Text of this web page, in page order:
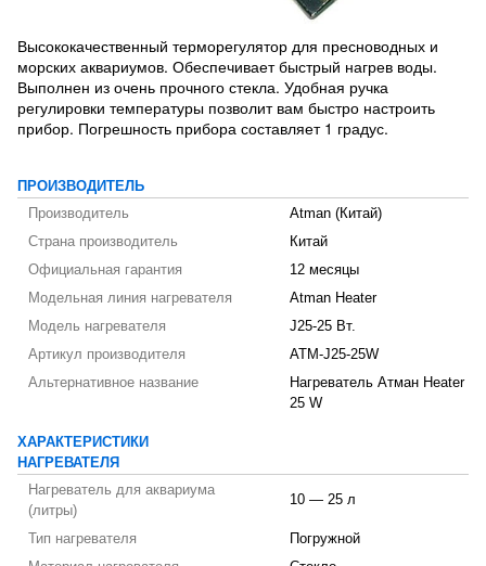
Высококачественный терморегулятор для пресноводных и
морских аквариумов. Обеспечивает быстрый нагрев воды.
Выполнен из очень прочного стекла. Удобная ручка
регулировки температуры позволит вам быстро настроить
прибор. Погрешность прибора составляет 1 градус.
ПРОИЗВОДИТЕЛЬ
Производитель
Atman (Китай)
Страна производитель
Китай
Официальная гарантия
12 месяцы
Модельная линия нагревателя
Atman Heater
Модель нагревателя
J25-25 Вт.
Артикул производителя
ATM-J25-25W
Альтернативное название
Нагреватель Атман Heater
25 W
ХАРАКТЕРИСТИКИ
НАГРЕВАТЕЛЯ
Нагреватель для аквариума
(литры)
10 — 25 л
Тип нагревателя
Погружной